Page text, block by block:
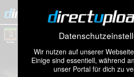
Wir nutzen auf unserer
Einige sind essentiell, während
unser Portal für dich zu